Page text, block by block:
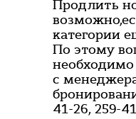
Продлить
категории
По этому
необходимо
с
41-26, 259-